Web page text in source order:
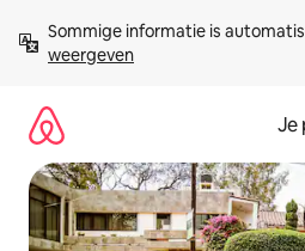
direct
naar
Sommige informatie is
weergeven
Je